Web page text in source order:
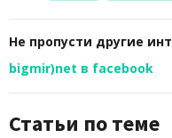
Не пропусти другие
bigmir)net в facebook
Статьи по теме